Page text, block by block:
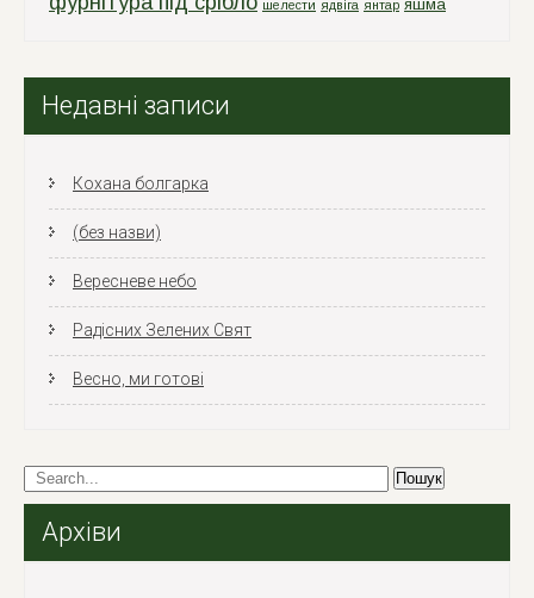
шелести ядвіга янтар яшма
Недавні записи
Кохана болгарка
(без назви)
Вересневе небо
Радісних Зелених Свят
Весно, ми готові
Архіви